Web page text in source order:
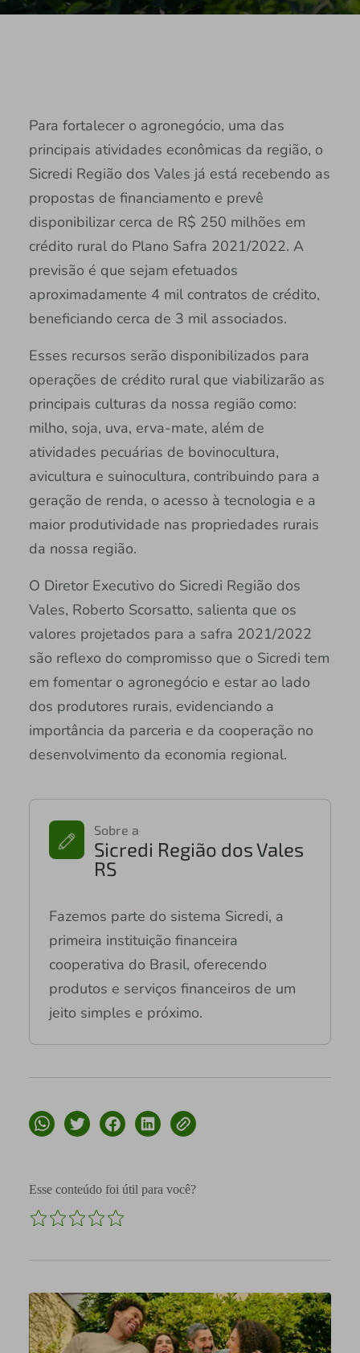
Para fortalecer o agronegócio, uma das
principais atividades econômicas da região, o
Sicredi Região dos Vales já está recebendo as
propostas de financiamento e prevê
disponibilizar cerca de R$ 250 milhões em
crédito rural do Plano Safra 2021/2022. A
previsão é que sejam efetuados
aproximadamente 4 mil contratos de crédito,
beneficiando cerca de 3 mil associados.
Esses recursos serão disponibilizados para
operações de crédito rural que viabilizarão as
principais culturas da nossa região como:
milho, soja, uva, erva-mate, além de
atividades pecuárias de bovinocultura,
avicultura e suinocultura, contribuindo para a
geração de renda, o acesso à tecnologia e a
maior produtividade nas propriedades rurais
da nossa região.
O Diretor Executivo do Sicredi Região dos
Vales, Roberto Scorsatto, salienta que os
valores projetados para a safra 2021/2022
são reflexo do compromisso que o Sicredi tem
em fomentar o agronegócio e estar ao lado
dos produtores rurais, evidenciando a
importância da parceria e da cooperação no
desenvolvimento da economia regional.
Sobre a
Sicredi Região dos Vales
RS
Fazemos parte do sistema Sicredi, a
primeira instituição financeira
cooperativa do Brasil, oferecendo
produtos e serviços financeiros de um
jeito simples e próximo.
Esse conteúdo foi útil para você?